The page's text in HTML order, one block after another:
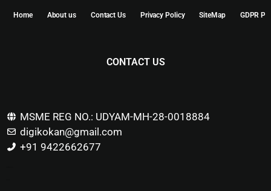
Home About us Contact Us Privacy Policy SiteMap GDPR
CONTACT US
MSME REG NO.: UDYAM-MH-28-0018884
digikokan@gmail.com
+91 9422662677